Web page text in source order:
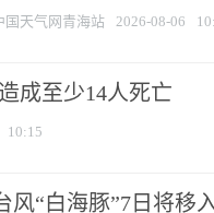
国天气网青海站 2026-08-06
成至少14人死亡
10:15
风“白海豚”7日将移